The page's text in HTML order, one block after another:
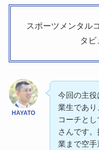
スポーツメンタル
タビ
HAYATO
今回の主
業生であ
コーチと
さんです
業まで空手